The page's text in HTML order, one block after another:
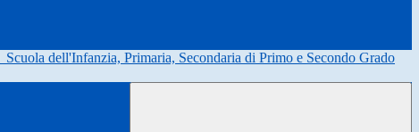
Scuola dell'Infanzia, Primaria, Secondaria di Primo e Secondo Grado